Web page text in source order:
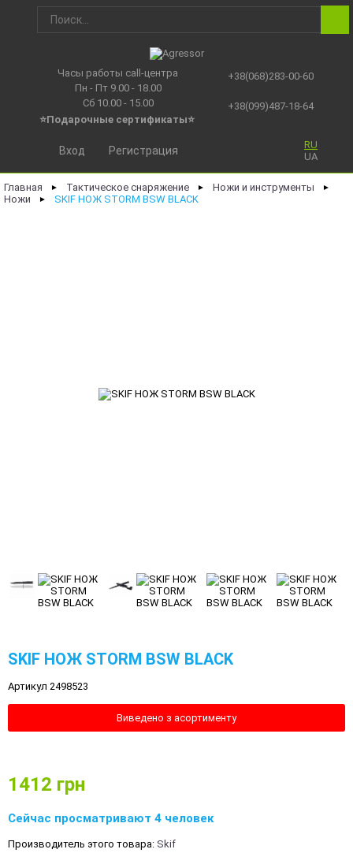
Часы работы call-центра
Пн - Пт 9.00 - 18.00
Сб 10.00 - 15.00
⭐Подарочные сертификаты⭐
+38(068)283-00-60
+38(099)487-18-64
RU
UA
Вход Регистрация
Главная ► Тактическое снаряжение ► Ножи и инструменты ►
Ножи ► SKIF НОЖ STORM BSW BLACK
SKIF НОЖ STORM BSW BLACK
Артикул 2498523
Виведено з асортименту
1412 грн
Сейчас просматривают 4 человек
Производитель этого товара: Skif